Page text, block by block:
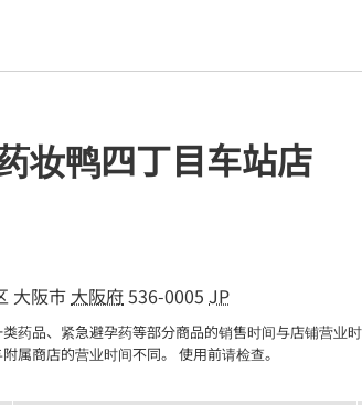
妆鸭四丁目车站店
大阪市 大阪府536-0005 JP
药品、紧急避孕药等部分商品的销售时间与店铺营业时
属商店的营业时间不同。 使用前请检查。